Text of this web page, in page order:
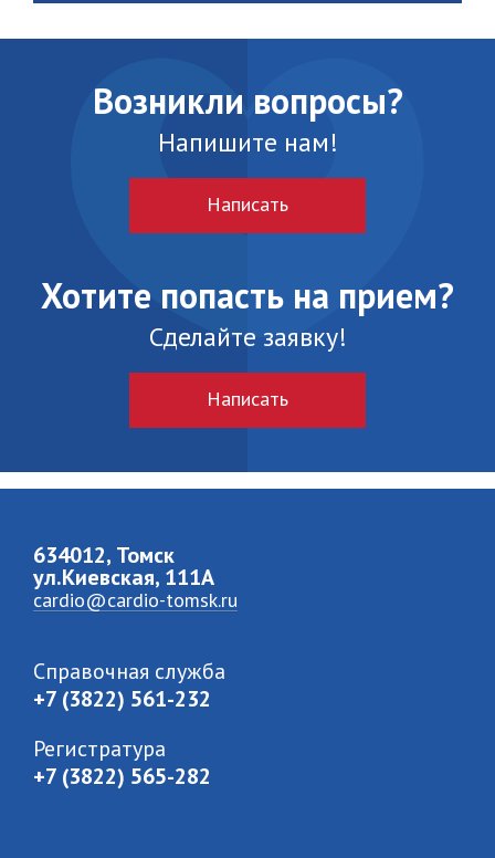
Возникли вопросы?
Напишите нам!
Написать
Хотите попасть на прием?
Сделайте заявку!
Написать
634012, Томск
ул.Киевская, 111A
cardio@cardio-tomsk.ru
Справочная служба
+7 (3822) 561-232
Регистратура
+7 (3822) 565-282